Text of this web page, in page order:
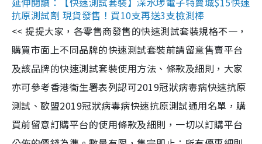
抗原測試劑 現貨發售！買10支再送3支檢測棒
<< 提提大家，各零售商發售的快速測試套裝規格不一，
購買市面上不同品牌的快速測試套裝前請留意售賣平台
及該品牌的快速測試套裝使用方法、條款及細則，大家
亦可參考香港衞生署表列認可2019冠狀病毒病快速抗原
測試、歐盟2019冠狀病毒病快速抗原測試通用名單，購
買前留意訂購平台的使用條款及細則，一切以訂購平台